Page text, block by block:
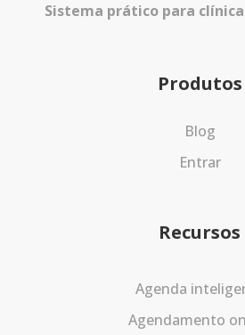
Sistema prático para
Produtos
Blog
Entrar
Recursos
Agenda
Agendamento